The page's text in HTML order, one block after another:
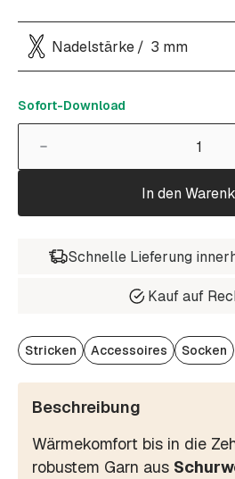
Nadelstärke 3 mm
Sofort-Download
In den
Schnelle Lieferung
Kauf auf
Stricken Accessoires Socken
Beschreibung
Wärmekomfort bis in die
robustem Garn aus